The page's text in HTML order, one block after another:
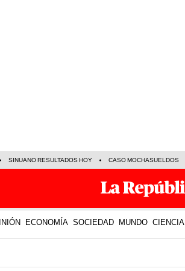
SINUANO RESULTADOS HOY CASO MOCHASUELDOS
ECONOMÍA SOCIEDAD MUNDO CIENCIA